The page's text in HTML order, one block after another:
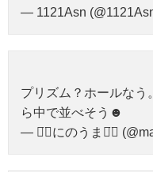
— 1121Asn
プリズム？ホールなう
ら中で並べそう☻
— ◡̈⃝にのうま◡̈⃝